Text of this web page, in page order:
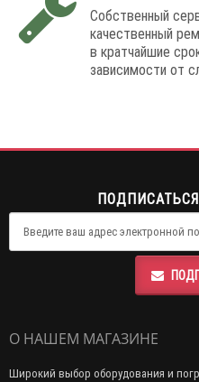
Собственный
качественный
в кратчайшие
зависимости от
О НАШЕМ МАГАЗИНЕ
Широкий выбор оборудования и